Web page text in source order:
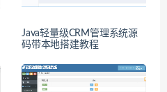
Java轻量级CRM管理系统源
码带本地搭建教程